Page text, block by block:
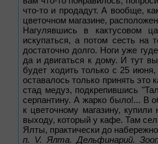
что-то и продадут. А вообще,
цветочном магазине,
Нагулявшись в кактусовом
искупаться, а потом сесть на
достаточно долго. Ноги уже
да и двигаться к дому. И тут
будет ходить только с 25
оставалось только принять
стад медуз, подкрепившись
серпантину. А жарко было!... В
к цветочному магазину,
выходу, который у кафе. Там
Ялты, практически до
п. V. Ялта. Дельфинарий.